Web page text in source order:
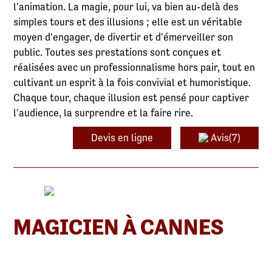
l'animation. La magie, pour lui, va bien au-delà des
simples tours et des illusions ; elle est un véritable
moyen d'engager, de divertir et d'émerveiller son
public. Toutes ses prestations sont conçues et
réalisées avec un professionnalisme hors pair, tout en
cultivant un esprit à la fois convivial et humoristique.
Chaque tour, chaque illusion est pensé pour captiver
l'audience, la surprendre et la faire rire.
Devis en ligne Avis(7)
MAGICIEN À CANNES